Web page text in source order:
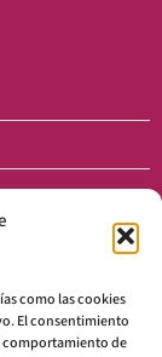
como las cookies
El consentimiento
comportamiento de
Semillas de